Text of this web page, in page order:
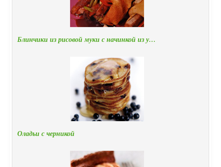
Блинчики из рисовой муки с начинкой из у…
Оладьи с черникой